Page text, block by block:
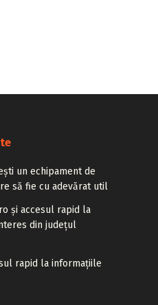
un echipament de
să fie cu adevărat util
și accesul rapid la
din județul
rapid la informațiile